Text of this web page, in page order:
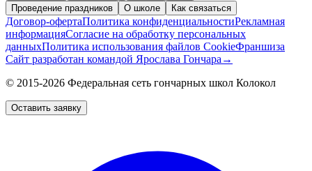
Проведение праздников
О школе Как связаться
Договор-офертаПолитика конфиденциальностиРекламная
информацияСогласие на обработку персональных
данныхПолитика использования файлов CookieФраншиза
Сайт разработан командой Ярослава Гончара →
© 2015-2026 Федеральная сеть гончарных школ Колокол
Оставить заявку